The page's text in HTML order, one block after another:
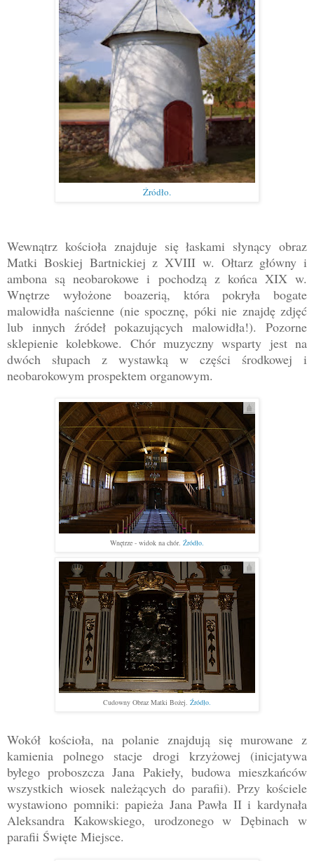
Źródło.
Wewnątrz kościoła znajduje się łaskami słynący obraz
Matki Boskiej Bartnickiej z XVIII w. Ołtarz główny i
ambona są neobarokowe i pochodzą z końca XIX w.
Wnętrze wyłożone boazerią, która pokryła bogate
malowidła naścienne (nie spocznę, póki nie znajdę zdjęć
lub innych źródeł pokazujących malowidła!). Pozorne
sklepienie kolebkowe. Chór muzyczny wsparty jest na
dwóch słupach z wystawką w części środkowej i
neobarokowym prospektem organowym.
Wnętrze - widok na chór. Źródło.
Cudowny Obraz Matki Bożej. Źródło.
Wokół kościoła, na polanie znajdują się murowane z
kamienia polnego stacje drogi krzyżowej (inicjatywa
byłego proboszcza Jana Pakieły, budowa mieszkańców
wszystkich wiosek należących do parafii). Przy kościele
wystawiono pomniki: papieża Jana Pawła II i kardynała
Aleksandra Kakowskiego, urodzonego w Dębinach w
parafii Święte Miejsce.